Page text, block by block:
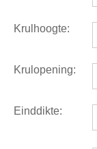
Krulhoogte:
Krulopening:
Einddikte: